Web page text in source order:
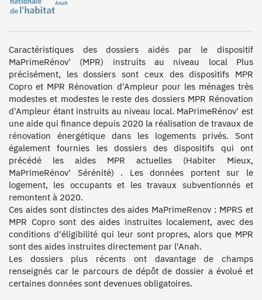
Caractéristiques des dossiers aidés par le dispositif
MaPrimeRénov' (MPR) instruits au niveau local Plus
précisément, les dossiers sont ceux des dispositifs MPR
Copro et MPR Rénovation d'Ampleur pour les ménages très
modestes et modestes le reste des dossiers MPR Rénovation
d'Ampleur étant instruits au niveau local. MaPrimeRénov' est
une aide qui finance depuis 2020 la réalisation de travaux de
rénovation énergétique dans les logements privés. Sont
également fournies les dossiers des dispositifs qui ont
précédé les aides MPR actuelles (Habiter Mieux,
MaPrimeRénov' Sérénité) . Les données portent sur le
logement, les occupants et les travaux subventionnés et
remontent à 2020.
Ces aides sont distinctes des aides MaPrimeRenov : MPRS et
MPR Copro sont des aides instruites localement, avec des
conditions d'éligibilité qui leur sont propres, alors que MPR
sont des aides instruites directement par l'Anah.
Les dossiers plus récents ont davantage de champs
renseignés car le parcours de dépôt de dossier a évolué et
certaines données sont devenues obligatoires.